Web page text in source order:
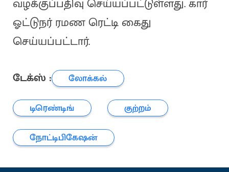
வழக்குப்பதிவு செய்யப்பட்டுள்ளது. கார்
ஓட்டுநர் ரமண ரெட்டி கைது
செய்யப்பட்டார்.
டேக்ஸ் :
லோக்கல்
டிரெண்டிங்
குற்றம்
நோட்டிபிகேஷன்